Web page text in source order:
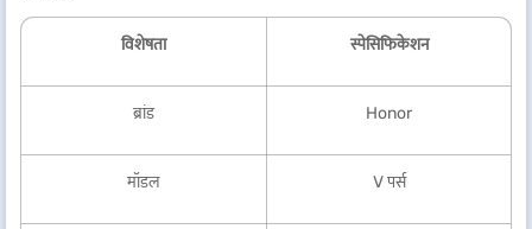
विशेषता स्पेसिफिकेशन
ब्रांड Honor
मॉडल V पर्स